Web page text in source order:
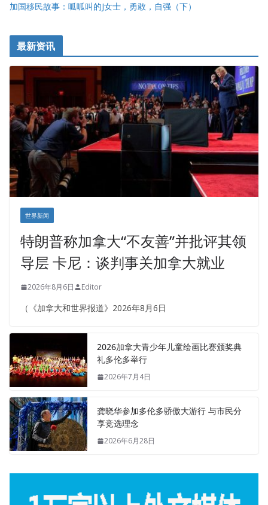
加国移民故事：呱呱叫的J女士，勇敢，自强（下）
最新资讯
世界新闻
特朗普称加拿大“不友善”并批评其领
导层 卡尼：谈判事关加拿大就业
2026年8月6日 Editor
（《加拿大和世界报道》2026年8月6日
2026加拿大青少年儿童绘画比赛颁奖典
礼多伦多举行
2026年7月4日
龚晓华参加多伦多骄傲大游行 与市民分
享竞选理念
2026年6月28日